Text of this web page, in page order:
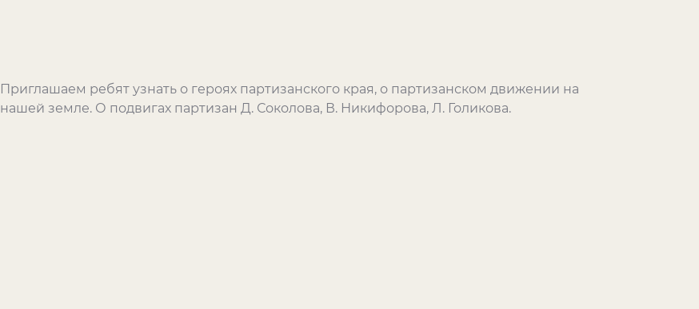
Приглашаем ребят узнать о героях партизанского края, о партизанском движении на
нашей земле. О подвигах партизан Д. Соколова, В. Никифорова, Л. Голикова.